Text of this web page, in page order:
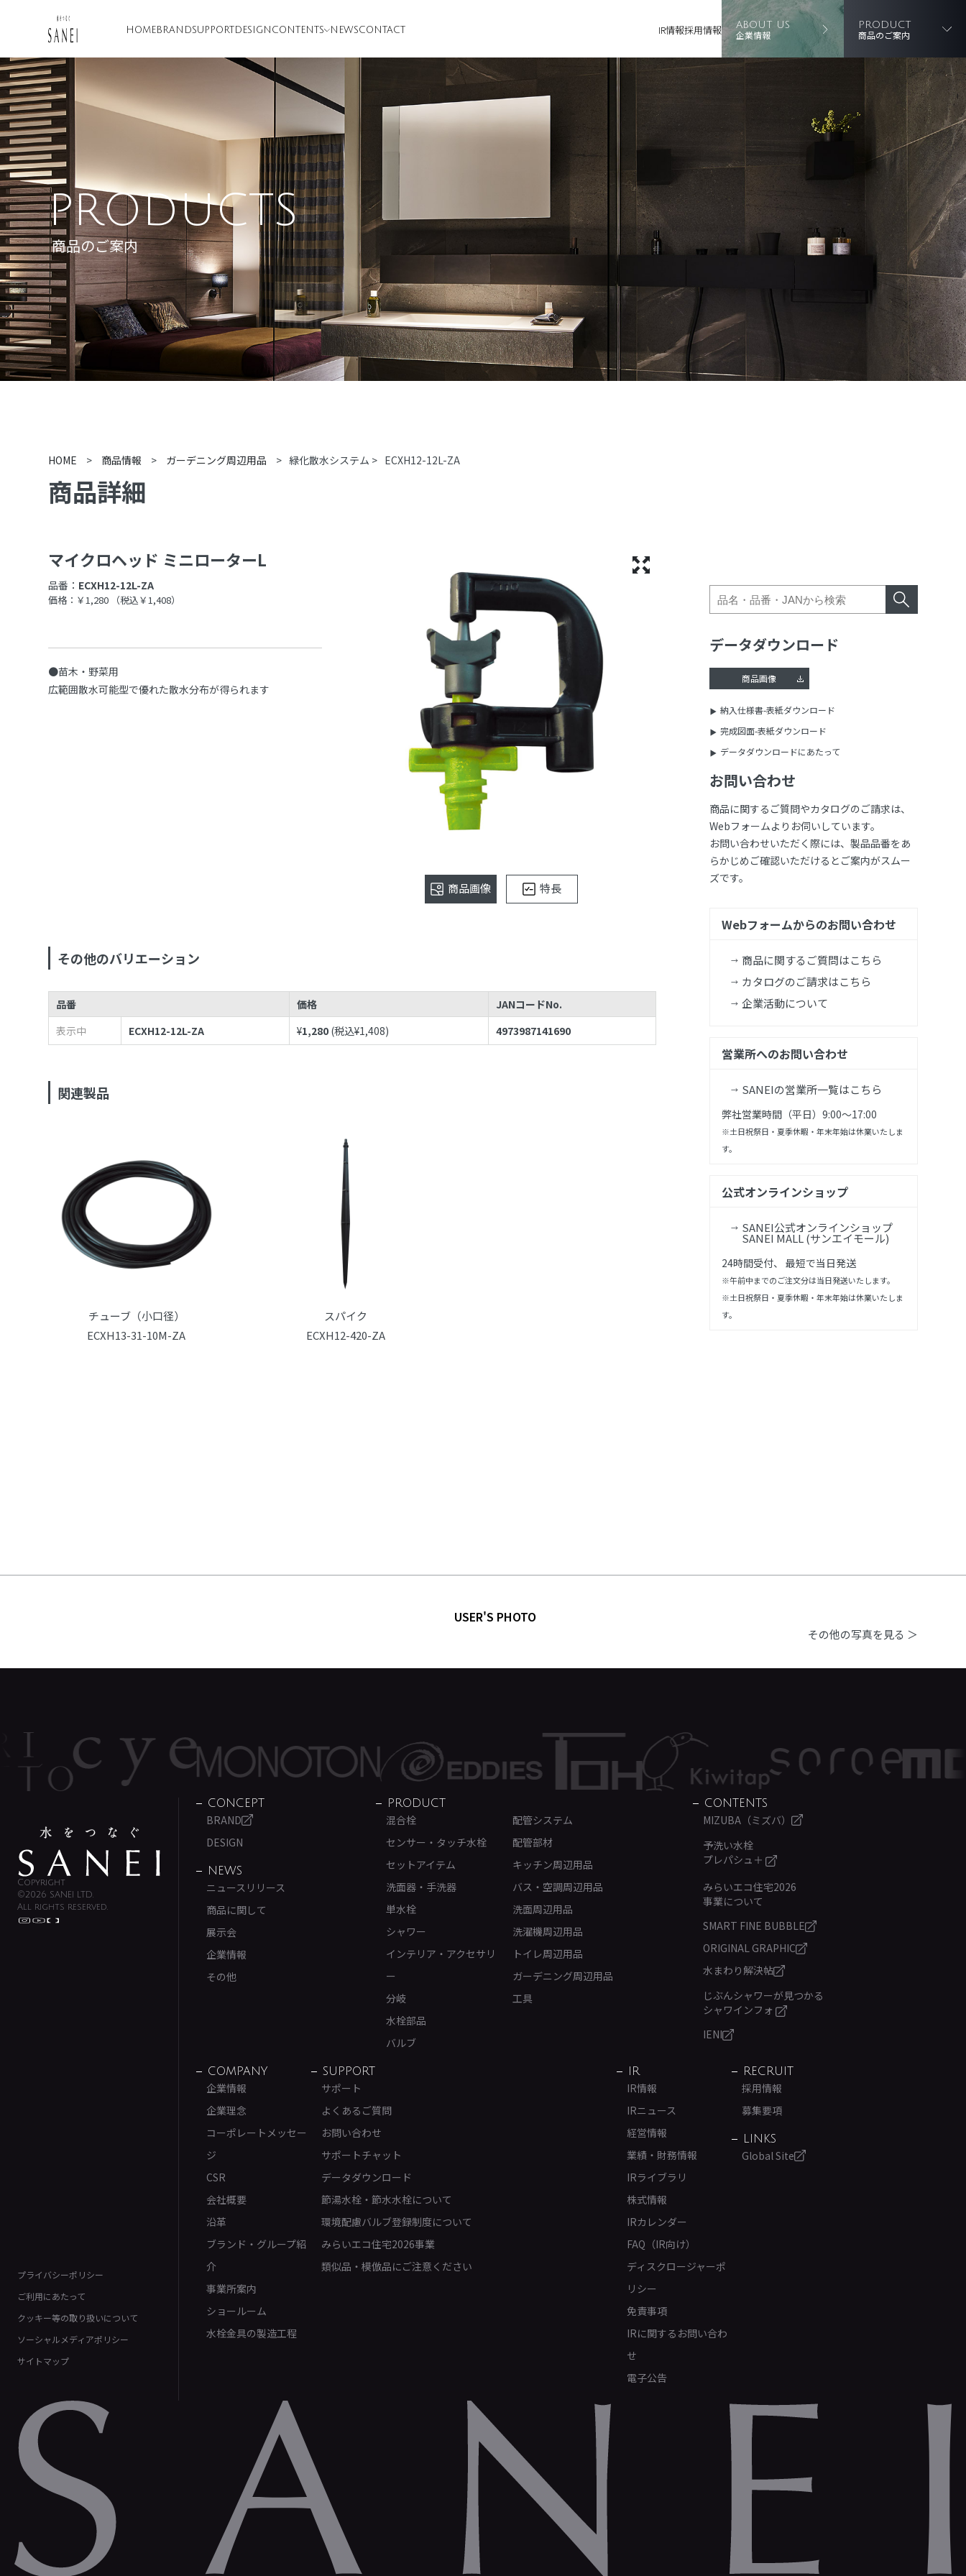
HOME BRANDSUPPORT DESIGN CONTENTS NEWSCONTACT IR情報採用情報 ABOUT US
企業情報
PRODUCT
商品のご案内
PRODUCTS
商品のご案内
HOME > 商品情報 > ガーデニング周辺用品 > 緑化散水システム > ECXH12-12L-ZA
商品詳細
マイクロヘッド ミニローターL
品番： ECXH12-12L-ZA
価格：￥1,280 （税込￥1,408）
●苗木・野菜用
広範囲散水可能型で優れた散水分布が得られます
商品画像 特長
その他のバリエーション
品番 価格
JANコードNo.
表示中
ECXH12-12L-ZA ¥1,280 (税込¥1,408) 4973987141690
関連製品
チューブ（小口径）
ECXH13-31-10M-ZA
スパイク
ECXH12-420-ZA
データダウンロード
商品画像
納入仕様書-表紙ダウンロード
完成図面-表紙ダウンロード
データダウンロードにあたって
お問い合わせ
商品に関するご質問やカタログのご請求は、
Webフォームよりお伺いしています。
お問い合わせいただく際には、製品品番をあ
らかじめご確認いただけるとご案内がスムー
ズです。
Webフォームからのお問い合わせ
商品に関するご質問はこちら
カタログのご請求はこちら
企業活動について
営業所へのお問い合わせ
SANEIの営業所一覧はこちら
弊社営業時間（平日）9:00～17:00
※土日祝祭日・夏季休暇・年末年始は休業いたしま
す。
公式オンラインショップ
SANEI公式オンラインショップ
SANEI MALL (サンエイモール)
24時間受付、 最短で当日発送
※午前中までのご注文分は当日発送いたします。
※土日祝祭日・夏季休暇・年末年始は休業いたしま
す。
USER'S PHOTO
その他の写真を見る ＞
Copyright
©2026 SANEI LTD.
All rights reserved.
プライバシーポリシー
ご利用にあたって
クッキー等の取り扱いについて
ソーシャルメディアポリシー
サイトマップ
CONCEPT
BRAND
DESIGN
NEWS
ニュースリリース
商品に関して
展示会
企業情報
その他
PRODUCT
混合栓
センサー・タッチ水栓
セットアイテム
洗面器・手洗器
単水栓
シャワー
インテリア・アクセサリ
ー
分岐
水栓部品
バルブ
配管システム
配管部材
キッチン周辺用品
バス・空調周辺用品
洗面周辺用品
洗濯機周辺用品
トイレ周辺用品
ガーデニング周辺用品
工具
CONTENTS
MIZUBA（ミズバ）
予洗い水栓
プレパシュ＋
みらいエコ住宅2026
事業について
SMART FINE BUBBLE
ORIGINAL GRAPHIC
水まわり解決帖
じぶんシャワーが見つかる
シャワインフォ
IENI
COMPANY
企業情報
企業理念
コーポレートメッセー
ジ
CSR
会社概要
沿革
ブランド・グループ紹
介
事業所案内
ショールーム
水栓金具の製造工程
SUPPORT
サポート
よくあるご質問
お問い合わせ
サポートチャット
データダウンロード
節湯水栓・節水水栓について
環境配慮バルブ登録制度について
みらいエコ住宅2026事業
類似品・模倣品にご注意ください
IR
IR情報
IRニュース
経営情報
業績・財務情報
IRライブラリ
株式情報
IRカレンダー
FAQ（IR向け）
ディスクロージャーポ
リシー
免責事項
IRに関するお問い合わ
せ
電子公告
RECRUIT
採用情報
募集要項
LINKS
Global Site